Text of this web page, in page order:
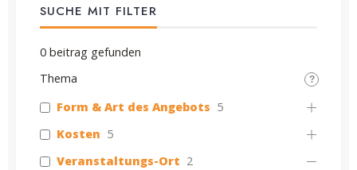
SUCHE MIT FILTER
0 beitrag gefunden
Thema
Form & Art des Angebots 5
Kosten 5
Veranstaltungs-Ort 2